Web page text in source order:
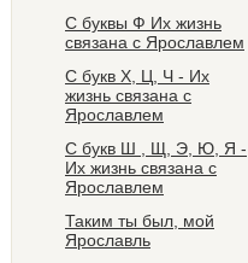
С буквы Ф Их жизнь
связана с Ярославлем
С букв Х, Ц, Ч - Их
жизнь связана с
Ярославлем
С букв Ш , Щ, Э, Ю, Я -
Их жизнь связана с
Ярославлем
Таким ты был, мой
Ярославль